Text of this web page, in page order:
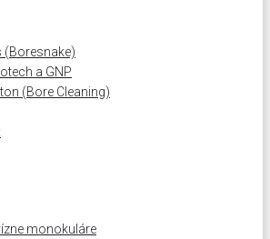
(Boresnake)
a GNP
(Bore Cleaning)
monokuláre